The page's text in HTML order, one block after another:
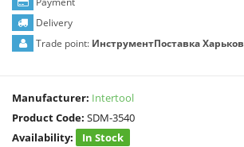
Delivery
Trade point: ИнструментПоставка Харьков
Manufacturer: Intertool
Product Code: SDM-3540
Availability:
In Stock